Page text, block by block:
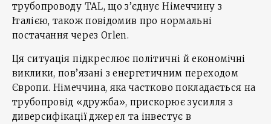
трубопроводу TAL, що з’єднує Німеччину з
Італією, також повідомив про нормальні
постачання через Orlen.
Ця ситуація підкреслює політичні й економічні
виклики, пов’язані з енергетичним переходом
Європи. Німеччина, яка частково покладається на
трубопровід «дружба», прискорює зусилля з
диверсифікації джерел та інвестує в